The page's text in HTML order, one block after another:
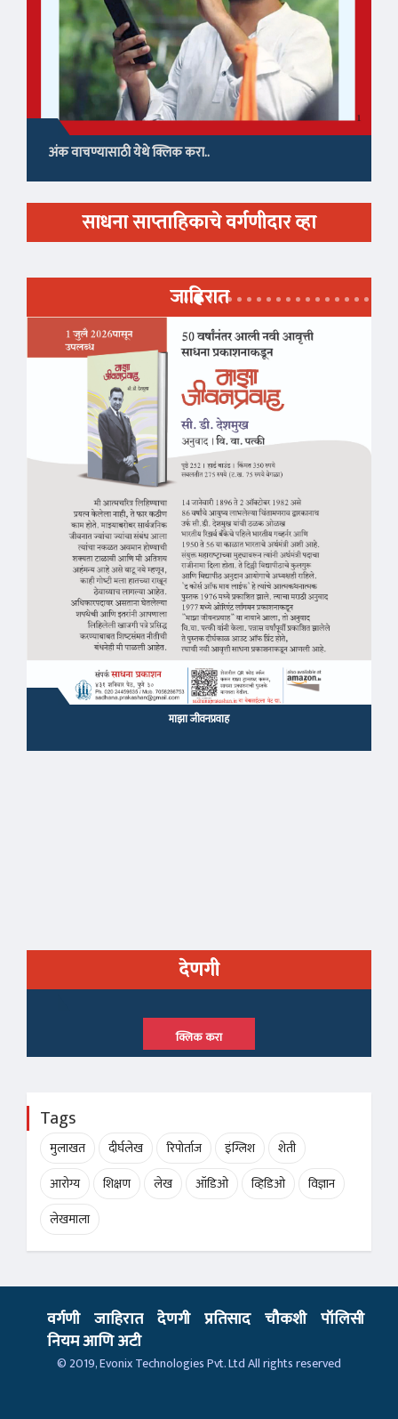
अंक वाचण्यासाठी येथे क्लिक करा..
साधना साप्ताहिकाचे वर्गणीदार व्हा
जाहिरात
माझा जीवनप्रवाह
देणगी
क्लिक करा
Tags
मुलाखत दीर्घलेख रिपोर्ताज इंग्लिश
शेती
आरोग्य
शिक्षण लेख ऑडिओ व्हिडिओ
विज्ञान
लेखमाला
वर्गणी जाहिरात देणगी प्रतिसाद चौकशी पॉलिसी
नियम आणि अटी
© 2019,Evonix Technologies Pvt. LtdAll rights reserved